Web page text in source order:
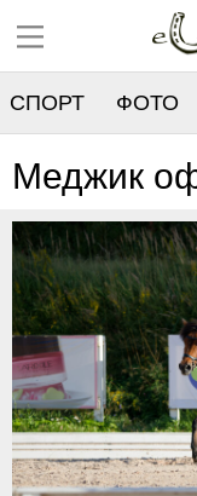
СПОРТ ФОТО
РЕЕСТР
Меджик